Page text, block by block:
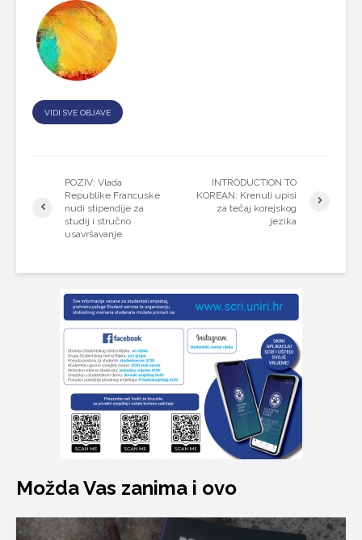
VIDI SVE OBJAVE
POZIV: Vlada
Republike Francuske
nudi stipendije za
studij i stručno
usavršavanje
INTRODUCTION TO
KOREAN: Krenuli upisi
za tečaj korejskog
jezika
Možda Vas zanima i ovo